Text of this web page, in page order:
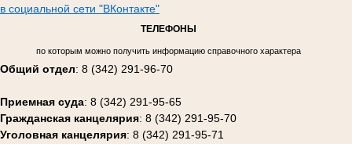
в социальной сети "ВКонтакте"
ТЕЛЕФОНЫ
по которым можно получить информацию справочного характера
Общий отдел: 8 (342) 291-96-70
Приемная суда: 8 (342) 291-95-65
Гражданская канцелярия: 8 (342) 291-95-70
Уголовная канцелярия: 8 (342) 291-95-71